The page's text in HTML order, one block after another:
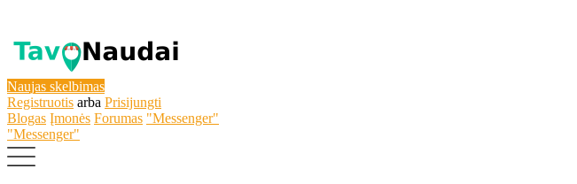
Naujas skelbimas
Registruotis arba Prisijungti
Blogas Įmonės Forumas "Messenger"
"Messenger"